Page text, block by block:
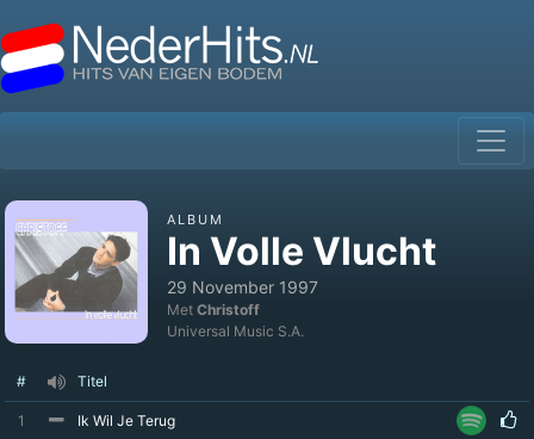
ALBUM
In Volle Vlucht
29 November 1997
Met Christoff
Universal Music S.A.
# Titel
1 Ik Wil Je Terug